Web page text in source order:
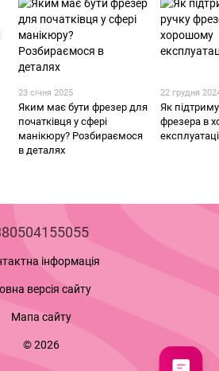
23 січня 2025
Яким має бути фрезер для
початківця у сфері
манікюру? Розбираємося
в деталях
22 грудня
Як
фрезера в
інформація
версія сайту
Мапа сайту
© 2026